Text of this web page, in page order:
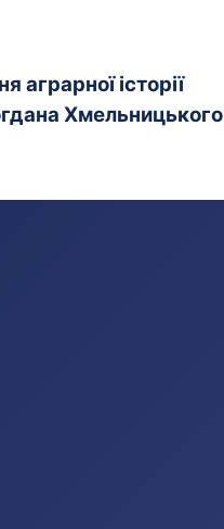
аграрної історії
Хмельницького